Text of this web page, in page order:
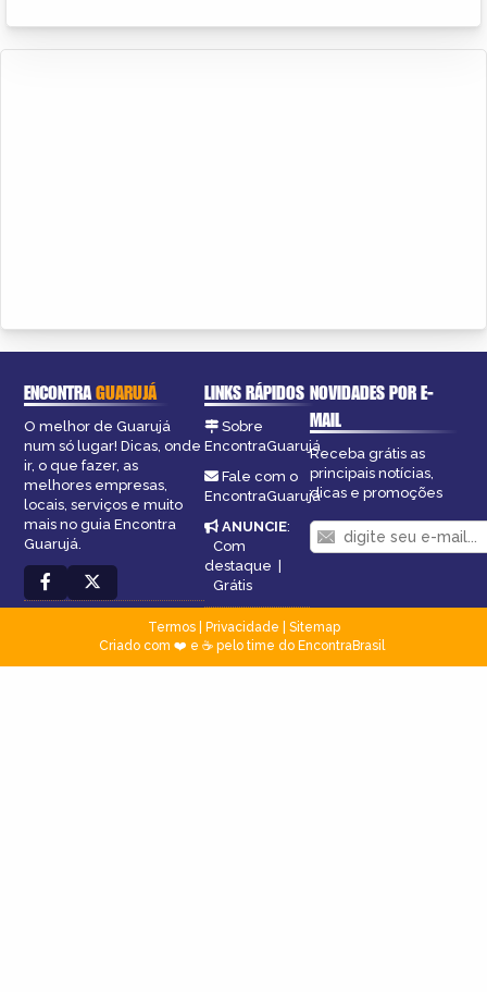
ENCONTRAGUARUJÁ
O melhor de Guarujá
num só lugar! Dicas, onde
ir, o que fazer, as
melhores empresas,
locais, serviços e muito
mais no guia Encontra
Guarujá.
LINKS RÁPIDOS
Sobre
EncontraGuarujá
Fale com o
EncontraGuarujá
ANUNCIE:
Com
destaque |
Grátis
NOVIDADES POR E-
MAIL
Receba grátis as
principais notícias,
dicas e promoções
Termos| Privacidade
Sitemap
Criado com ❤️ e ☕ pelo time do EncontraBrasil